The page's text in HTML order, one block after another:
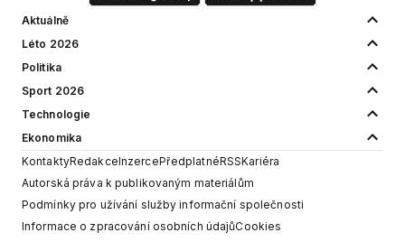
Aktuálně
Léto 2026
Politika
Sport 2026
Technologie
Ekonomika
KontaktyRedakceInzercePředplatnéRSSKariéra
Autorská práva k publikovaným materiálům
Podmínky pro užívání služby informační společnosti
Informace o zpracování osobních údajůCookies